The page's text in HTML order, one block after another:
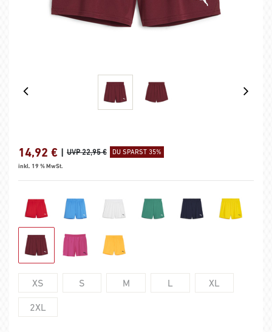
14,92 € | UVP 22,95 € DU SPARST 35%
inkl. 19 % MwSt.
XS S M L XL
2XL